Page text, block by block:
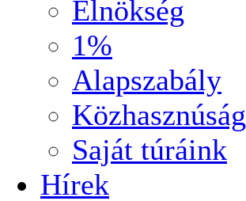
Elnökség
1%
Alapszabály
Közhasznúság
Saját túráink
Hírek